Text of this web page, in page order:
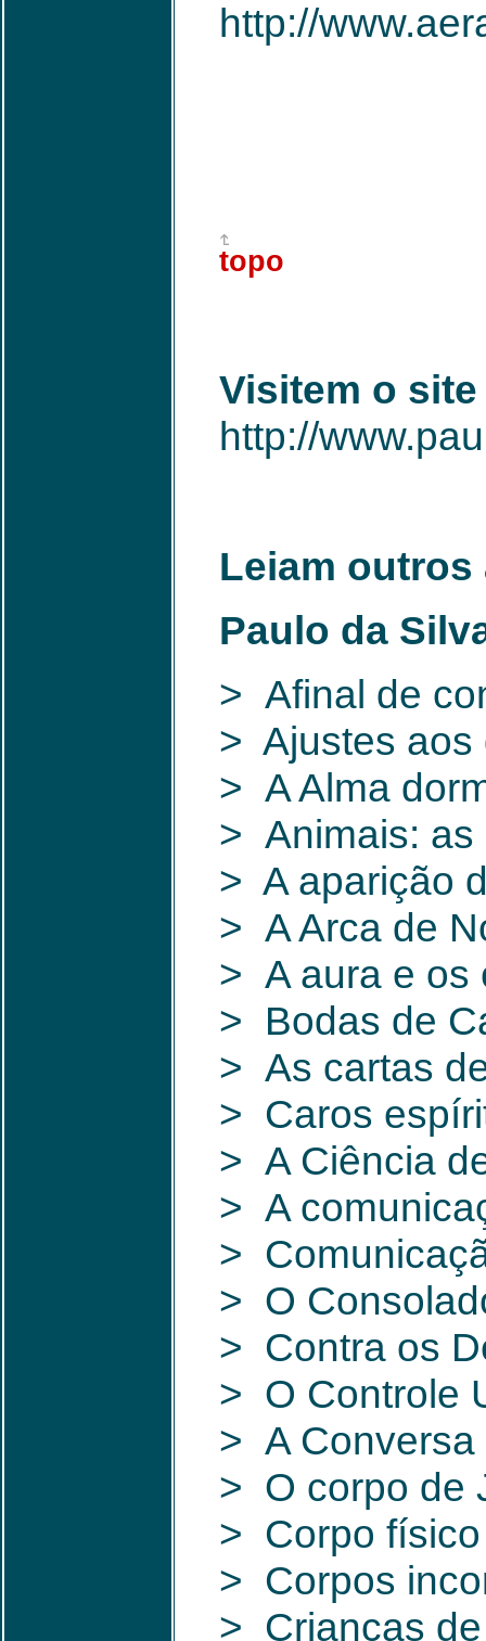
http://
topo
Visitem o
http://
Leiam
Paulo da
> Afinal de
> Ajustes aos
> A Alma
> Animais: as
> A aparição
> A Arca de
> A aura e os
> Bodas de
> As cartas
> Caros
> A Ciência
> A
>
> O
> Contra os
> O Controle
> A Conversa
> O corpo de
> Corpo
> Corpos
> Crianças